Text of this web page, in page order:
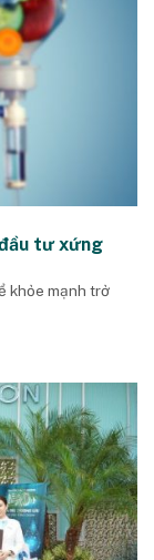
tư xứng
khỏe mạnh trở